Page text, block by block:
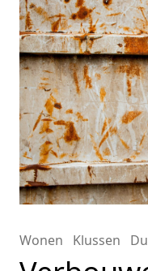
Wonen Klussen